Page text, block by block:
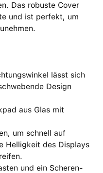
Das robuste Cover
und ist perfekt, um
lässt sich
Design
aus Glas mit
um schnell auf
Helligkeit des Displays
und ein Scheren­